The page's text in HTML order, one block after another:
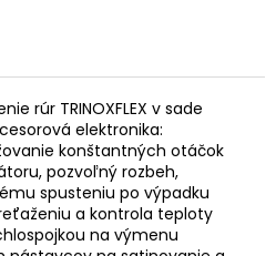
rúr TRINOXFLEX v sade
elektronika:
konštantných otáčok
pozvoľný rozbeh,
spusteniu po výpadku
a kontrola teploty
na výmenu